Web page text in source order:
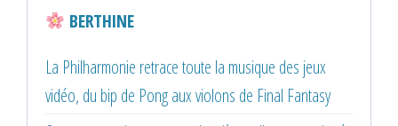
BERTHINE
La Philharmonie retrace toute la musique des jeux
vidéo, du bip de Pong aux violons de Final Fantasy